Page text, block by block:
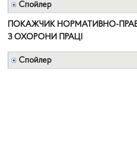
Спойлер
ПОКАЖЧИК НОРМАТИВНО-
З ОХОРОНИ ПРАЦІ
Спойлер